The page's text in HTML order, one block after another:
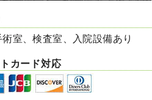
室、検査室、入院設備あり
カード対応